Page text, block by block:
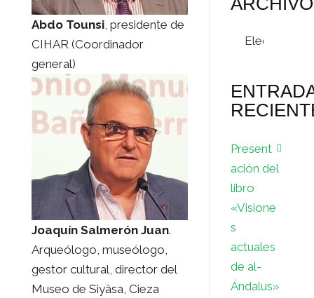
Abdo Tounsi, presidente de
CIHAR (Coordinador
general)
Joaquín Salmerón Juan.
Arqueólogo, museólogo,
gestor cultural, director del
Museo de Siyâsa, Cieza
Present
ación del
libro
«Visione
s
actuales
de al-
Ándalus»